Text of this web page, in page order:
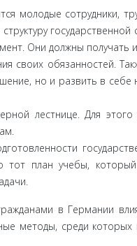
молодые сотрудники,
государственной
Они должны получать
своих обязанностей.
но и развить в себе
лестнице. Для
тот план учебы,
в Германии
методы, среди